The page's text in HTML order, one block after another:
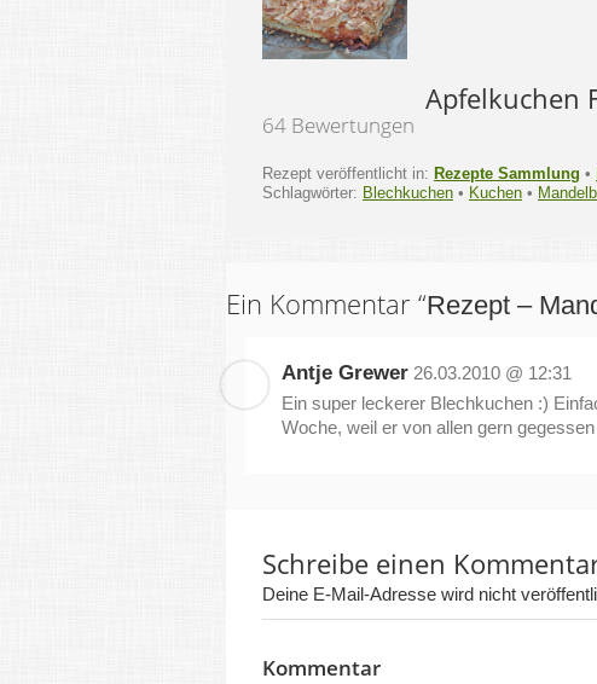
Apfelkuchen
64 Bewertungen
Rezept veröffentlicht in: Rezepte Sammlung •
Schlagwörter: Blechkuchen • Kuchen •
Ein Kommentar “Rezept –
Antje Grewer 26.03.2010 @ 12:31
Ein super leckerer Blechkuchen :)
Woche, weil er von allen gern
Schreibe einen
Deine E-Mail-Adresse wird nicht
Kommentar